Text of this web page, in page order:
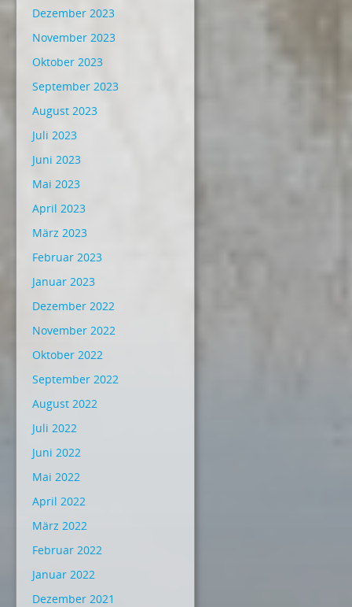
Dezember 2023
November 2023
Oktober 2023
September 2023
August 2023
Juli 2023
Juni 2023
Mai 2023
April 2023
März 2023
Februar 2023
Januar 2023
Dezember 2022
November 2022
Oktober 2022
September 2022
August 2022
Juli 2022
Juni 2022
Mai 2022
April 2022
März 2022
Februar 2022
Januar 2022
Dezember 2021